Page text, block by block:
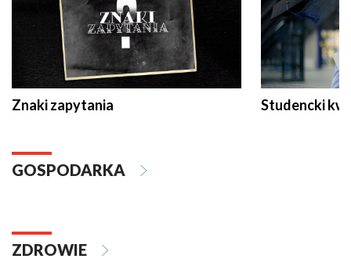
Znaki zapytania Studencki
GOSPODARKA
ZDROWIE